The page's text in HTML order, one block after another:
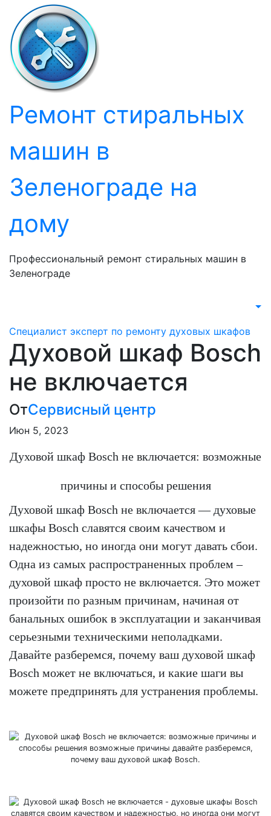
Перейти
содержанию
Ремонт стиральных
машин в
Зеленограде на
дому
Профессиональный ремонт стиральных машин в
Зеленограде
Специалист эксперт по ремонту духовых шкафов
Духовой шкаф Bosch
не включается
ОтСервисный центр
Июн 5, 2023
Духовой шкаф Bosch не включается: возможные
причины и способы решения
Духовой шкаф Bosch не включается — духовые
шкафы Bosch славятся своим качеством и
надежностью, но иногда они могут давать сбои.
Одна из самых распространенных проблем –
духовой шкаф просто не включается. Это может
произойти по разным причинам, начиная от
банальных ошибок в эксплуатации и заканчивая
серьезными техническими неполадками.
Давайте разберемся, почему ваш духовой шкаф
Bosch может не включаться, и какие шаги вы
можете предпринять для устранения проблемы.